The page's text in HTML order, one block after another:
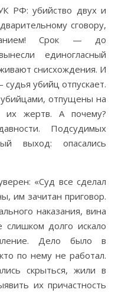
РФ: убийство двух и
сговору,
Срок — до
единогласный
снисхождения. И
убийц отпускает.
отпущены на
их жертв. А почему?
Подсудимых
выход: опасались
«Суд все сделал
им зачитан приговор.
наказания, вина
слишком долго искало
Дело было в
по нему не работал.
скрыться, жили в
их причастность